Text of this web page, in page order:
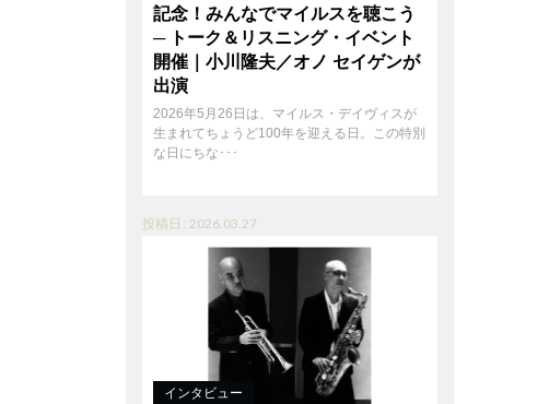
記念！みんなでマイルスを聴こう
─ トーク＆リスニング・イベント
開催｜小川隆夫／オノ セイゲンが
出演
2026年5月26日は、マイルス・デイヴィスが
生まれてちょうど100年を迎える日。この特別
な日にちな･･･
投稿日 : 2026.03.27
インタビュー